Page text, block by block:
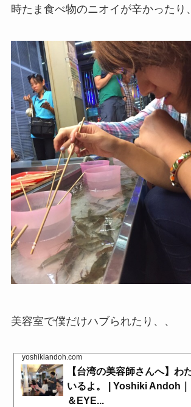
時たま食べ物のニオイが辛かったり
美容室で僕だけハブられたり、、
yoshikiandoh.com
【台湾の美容師さんへ】わ
いるよ。 | Yoshiki Andoh
＆EYE...